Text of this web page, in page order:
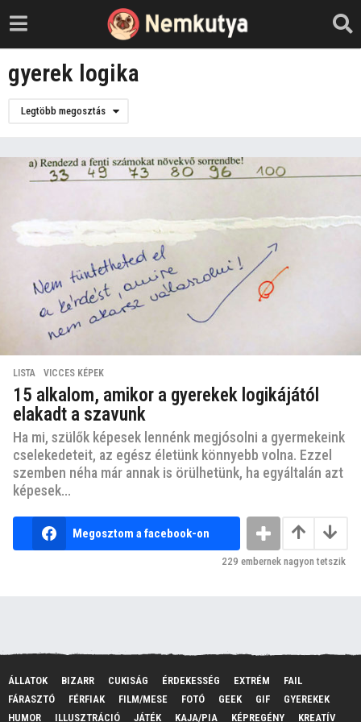
gyerek logika
Legtöbb megosztás
LISTA ,VICCES KÉPEK
15 alkalom, amikor a gyerekek logikájától
elakadt a szavunk
Ha mi, szülők képesek lennénk megjósolni a gyermekeink
cselekedeteit, az egész életünk könnyebb volna. Ezzel
szemben néha már annak is örülhetünk, ha egyáltalán azt
képesek...
Megosztom a facebook-on
229 embernek nagyon tetszik
ÁLLATOK BIZARR CUKISÁG ÉRDEKESSÉG EXTRÉM
FAIL
FÁRASZTÓ
FÉRFIAK FILM/MESE FOTÓ GEEK GIF
GYEREKEK
HUMOR
ILLUSZTRÁCIÓ JÁTÉK KAJA/PIA KÉPREGÉNY KREATÍV